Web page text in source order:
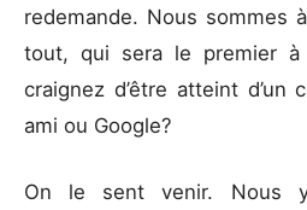
redemande. Nous sommes
tout, qui sera le premier à
craignez d’être atteint d’un
ami ou Google?
On le sent venir. Nous y